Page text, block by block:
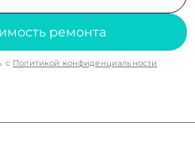
ремонта
с Политикой конфиденциальности